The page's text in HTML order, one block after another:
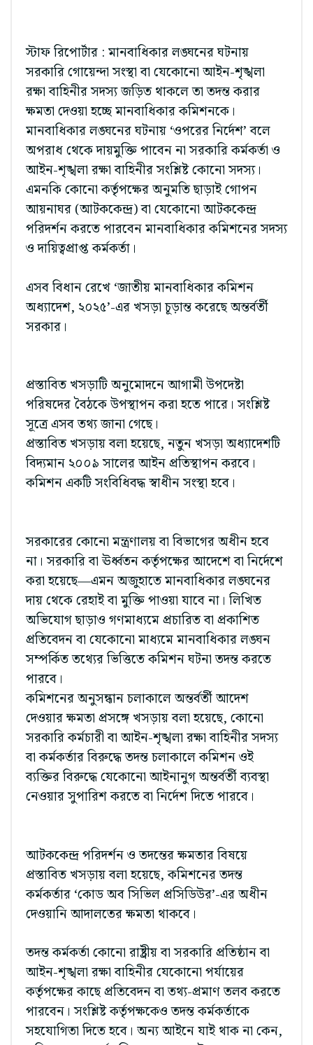
স্টাফ রিপোর্টার : মানবাধিকার লঙ্ঘনের ঘটনায়
সরকারি গোয়েন্দা সংস্থা বা যেকোনো আইন-শৃঙ্খলা
রক্ষা বাহিনীর সদস্য জড়িত থাকলে তা তদন্ত করার
ক্ষমতা দেওয়া হচ্ছে মানবাধিকার কমিশনকে।
মানবাধিকার লঙ্ঘনের ঘটনায় ‘ওপরের নির্দেশ’ বলে
অপরাধ থেকে দায়মুক্তি পাবেন না সরকারি কর্মকর্তা ও
আইন-শৃঙ্খলা রক্ষা বাহিনীর সংশ্লিষ্ট কোনো সদস্য।
এমনকি কোনো কর্তৃপক্ষের অনুমতি ছাড়াই গোপন
আয়নাঘর (আটককেন্দ্র) বা যেকোনো আটককেন্দ্র
পরিদর্শন করতে পারবেন মানবাধিকার কমিশনের সদস্য
ও দায়িত্বপ্রাপ্ত কর্মকর্তা।
এসব বিধান রেখে ‘জাতীয় মানবাধিকার কমিশন
অধ্যাদেশ, ২০২৫’-এর খসড়া চূড়ান্ত করেছে অন্তর্বর্তী
সরকার।
প্রস্তাবিত খসড়াটি অনুমোদনে আগামী উপদেষ্টা
পরিষদের বৈঠকে উপস্থাপন করা হতে পারে। সংশ্লিষ্ট
সূত্রে এসব তথ্য জানা গেছে।
প্রস্তাবিত খসড়ায় বলা হয়েছে, নতুন খসড়া অধ্যাদেশটি
বিদ্যমান ২০০৯ সালের আইন প্রতিস্থাপন করবে।
কমিশন একটি সংবিধিবদ্ধ স্বাধীন সংস্থা হবে।
সরকারের কোনো মন্ত্রণালয় বা বিভাগের অধীন হবে
না। সরকারি বা ঊর্ধ্বতন কর্তৃপক্ষের আদেশে বা নির্দেশে
করা হয়েছে—এমন অজুহাতে মানবাধিকার লঙ্ঘনের
দায় থেকে রেহাই বা মুক্তি পাওয়া যাবে না। লিখিত
অভিযোগ ছাড়াও গণমাধ্যমে প্রচারিত বা প্রকাশিত
প্রতিবেদন বা যেকোনো মাধ্যমে মানবাধিকার লঙ্ঘন
সম্পর্কিত তথ্যের ভিত্তিতে কমিশন ঘটনা তদন্ত করতে
পারবে।
কমিশনের অনুসন্ধান চলাকালে অন্তর্বর্তী আদেশ
দেওয়ার ক্ষমতা প্রসঙ্গে খসড়ায় বলা হয়েছে, কোনো
সরকারি কর্মচারী বা আইন-শৃঙ্খলা রক্ষা বাহিনীর সদস্য
বা কর্মকর্তার বিরুদ্ধে তদন্ত চলাকালে কমিশন ওই
ব্যক্তির বিরুদ্ধে যেকোনো আইনানুগ অন্তর্বর্তী ব্যবস্থা
নেওয়ার সুপারিশ করতে বা নির্দেশ দিতে পারবে।
আটককেন্দ্র পরিদর্শন ও তদন্তের ক্ষমতার বিষয়ে
প্রস্তাবিত খসড়ায় বলা হয়েছে, কমিশনের তদন্ত
কর্মকর্তার ‘কোড অব সিভিল প্রসিডিউর’-এর অধীন
দেওয়ানি আদালতের ক্ষমতা থাকবে।
তদন্ত কর্মকর্তা কোনো রাষ্ট্রীয় বা সরকারি প্রতিষ্ঠান বা
আইন-শৃঙ্খলা রক্ষা বাহিনীর যেকোনো পর্যায়ের
কর্তৃপক্ষের কাছে প্রতিবেদন বা তথ্য-প্রমাণ তলব করতে
পারবেন। সংশ্লিষ্ট কর্তৃপক্ষকেও তদন্ত কর্মকর্তাকে
সহযোগিতা দিতে হবে। অন্য আইনে যাই থাক না কেন,